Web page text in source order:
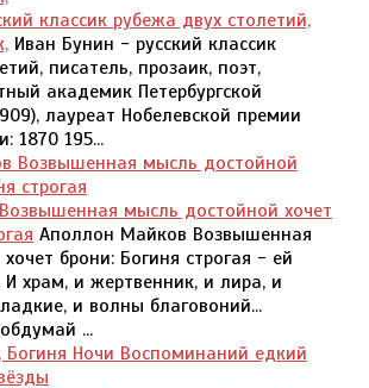
классик рубежа двух столетий,
Иван Бунин - русский классик
писатель, прозаик, поэт,
академик Петербургской
лауреат Нобелевской премии
1870 195...
мысль достойной хочет
Аполлон Майков Возвышенная
брони: Богиня строгая - ей
храм, и жертвенник, и лира, и
и волны благовоний...
...